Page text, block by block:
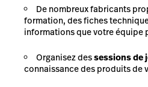
De nombreux fabricants
formation, des fiches
informations que votre équipe
Organisez dessessions de
connaissance des produits de